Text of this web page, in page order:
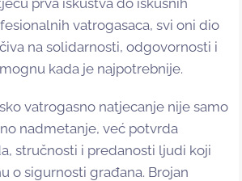
vatrogasaca, svi oni dio
na solidarnosti, odgovornosti i
kada je najpotrebnije.
vatrogasno natjecanje nije samo
nadmetanje, već potvrda
stručnosti i predanosti ljudi koji
o sigurnosti građana. Brojan